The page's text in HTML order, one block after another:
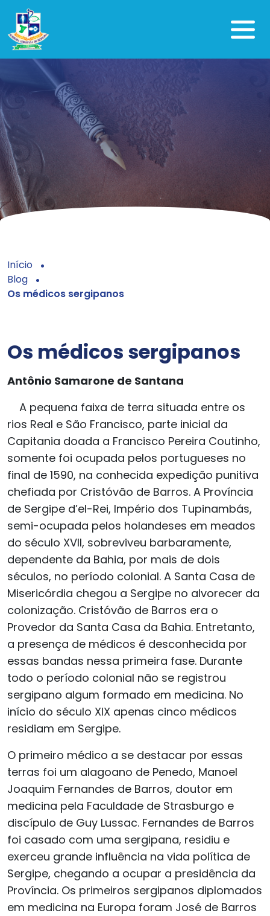
Início
Blog
Os médicos sergipanos
Os médicos sergipanos
Antônio Samarone de Santana
A pequena faixa de terra situada entre os
rios Real e São Francisco, parte inicial da
Capitania doada a Francisco Pereira Coutinho,
somente foi ocupada pelos portugueses no
final de 1590, na conhecida expedição punitiva
chefiada por Cristóvão de Barros. A Província
de Sergipe d’el-Rei, Império dos Tupinambás,
semi-ocupada pelos holandeses em meados
do século XVII, sobreviveu barbaramente,
dependente da Bahia, por mais de dois
séculos, no período colonial. A Santa Casa de
Misericórdia chegou a Sergipe no alvorecer da
colonização. Cristóvão de Barros era o
Provedor da Santa Casa da Bahia. Entretanto,
a presença de médicos é desconhecida por
essas bandas nessa primeira fase. Durante
todo o período colonial não se registrou
sergipano algum formado em medicina. No
início do século XIX apenas cinco médicos
residiam em Sergipe.
O primeiro médico a se destacar por essas
terras foi um alagoano de Penedo, Manoel
Joaquim Fernandes de Barros, doutor em
medicina pela Faculdade de Strasburgo e
discípulo de Guy Lussac. Fernandes de Barros
foi casado com uma sergipana, residiu e
exerceu grande influência na vida política de
Sergipe, chegando a ocupar a presidência da
Província. Os primeiros sergipanos diplomados
em medicina na Europa foram José de Barros